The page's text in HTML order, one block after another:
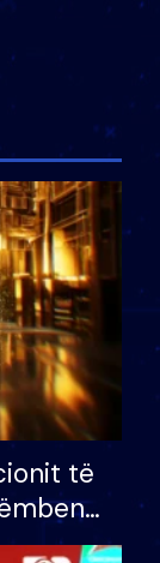
të
eurosh